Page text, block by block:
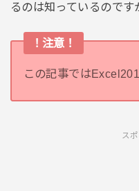
るのは知っているのです
！注意！
この記事では
ス